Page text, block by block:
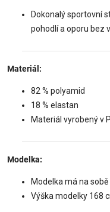
Dokonalý sportovní
pohodlí a oporu bez
Materiál:
82 % polyamid
18 % elastan
Materiál vyrobený v
Modelka:
Modelka má na
Výška modelky 168